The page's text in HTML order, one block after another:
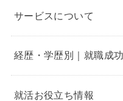
サービスについて
経歴・学歴別｜就職成
就活お役立ち情報